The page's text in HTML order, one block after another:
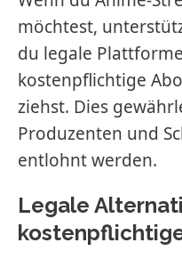
möchtest,
du legale
kostenpflichtige
ziehst. Dies
Produzenten und
entlohnt werden.
Legale